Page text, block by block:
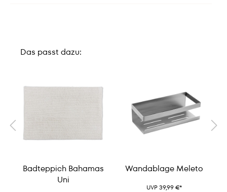
Das passt dazu:
Badteppich Bahamas
Uni
Wandablage Meleto
UVP 39,99 €*